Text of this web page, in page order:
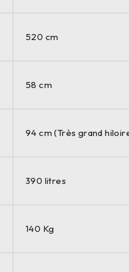
520 cm
58 cm
94 cm (Très grand
390 litres
140 Kg